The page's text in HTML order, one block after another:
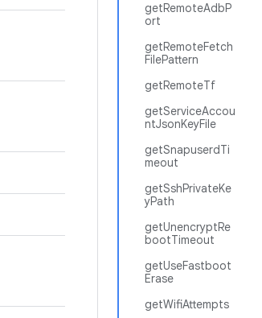
getRemoteAdbP
ort
getRemoteFetch
FilePattern
getRemoteTf
getServiceAccou
ntJsonKeyFile
getSnapuserdTi
meout
getSshPrivateKe
yPath
getUnencryptRe
bootTimeout
getUseFastboot
Erase
getWifiAttempts